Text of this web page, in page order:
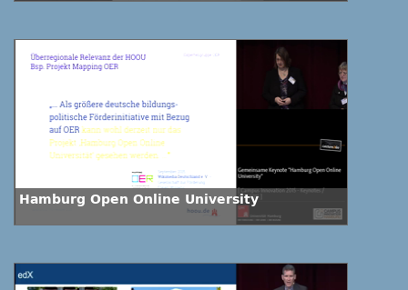
Hamburg Open Online University